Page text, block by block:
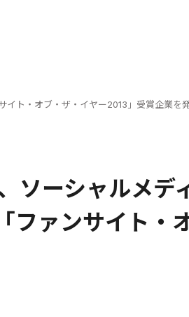
イト・オブ・ザ・イヤー2013」受賞企業を
ソーシャルメデ
ファンサイト・